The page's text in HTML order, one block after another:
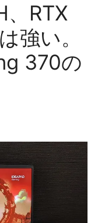
RTX
強い。
370の